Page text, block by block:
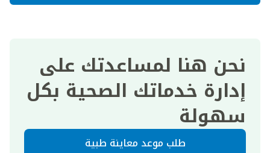
نحن هنا لمساعدتك على
إدارة خدماتك الصحية بكل
سهولة
طلب موعد معاينة طبية